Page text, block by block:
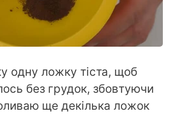
одну ложку тіста, щоб
без грудок, збовтуючи
ще декілька ложок